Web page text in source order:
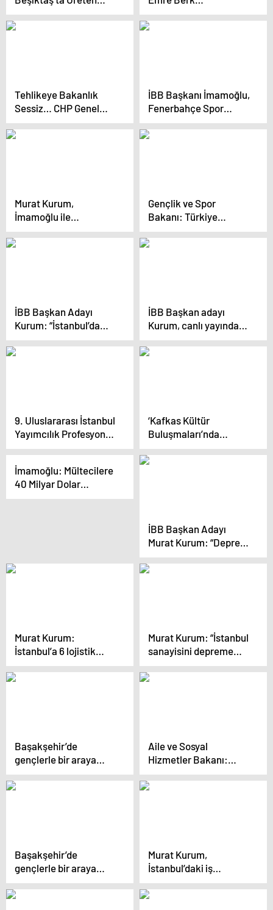
İstanbul Büyüten
Türkiye programında
Hacıgüzeller,
İstanbul’da deprem
Tehlikeye Bakanlık
Sessiz… CHP Genel
Başkan Yardımcısı
Ulaş Karasu: “Kim Bu
İBB Başkanı İmamoğlu,
Fenerbahçe Spor
Kulübüne Ziyaret
Gerçekleştirdi
Murat Kurum,
İmamoğlu ile
televizyon programına
çıkmayacağını belirtti
Gençlik ve Spor
Bakanı: Türkiye
Avrupa’nın en modern
spor tesislerine sahip
İBB Başkan Adayı
Kurum: “İstanbul’da
650 bin konutu
dönüştürmek
İBB Başkan adayı
Kurum, canlı yayında
konuştu Açıklaması
9. Uluslararası İstanbul
Yayımcılık Profesyonel
Buluşmaları
‘Kafkas Kültür
Buluşmaları’nda
Konuşan İmamoğlu:
“Kimsenin Bir Ülkede
İmamoğlu: Mültecilere
40 Milyar Dolar
Harcadım Dedi mi Peki
İBB Başkan Adayı
Murat Kurum: “Deprem
dönüşümü terörle
mücadele kadar
Murat Kurum:
İstanbul’a 6 lojistik
merkezi daha ekleyip
afet anında destek
Murat Kurum: “İstanbul
sanayisini depreme
karşı korumak
zorundayız”
Başakşehir’de
gençlerle bir araya
gelen Kurum:
“Kararları gençlerle
Aile ve Sosyal
Hizmetler Bakanı:
İstanbul 5 yıl boşa
geçirdi
Başakşehir’de
gençlerle bir araya
gelen Kurum:
“Kararları gençlerle
Murat Kurum,
İstanbul’daki iş
insanları ve esnafın
endişelerini